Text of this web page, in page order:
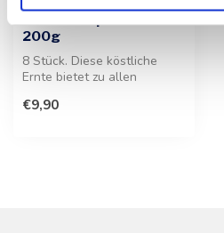
LEONIDAS
200g
8 Stück. Diese köstliche
Ernte bietet zu allen
unvergleichliche...
€9,90